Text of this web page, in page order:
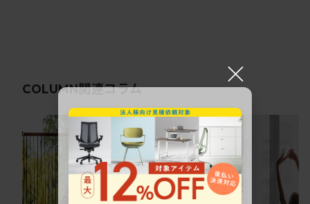
COLUMN関連コラム ×